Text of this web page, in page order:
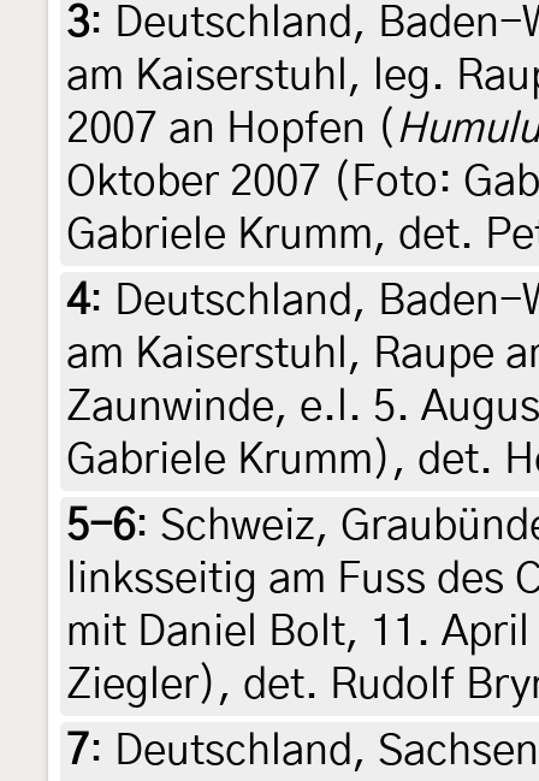
3: Deutschland,
am Kaiserstuhl, leg.
2007 an Hopfen (
Oktober 2007 (Foto:
Gabriele Krumm, det.
4: Deutschland,
am Kaiserstuhl, Raupe
Zaunwinde, e.l. 5.
Gabriele Krumm), det.
5-6: Schweiz,
linksseitig am Fuss des
mit Daniel Bolt, 11.
Ziegler), det. Rudolf
7: Deutschland,